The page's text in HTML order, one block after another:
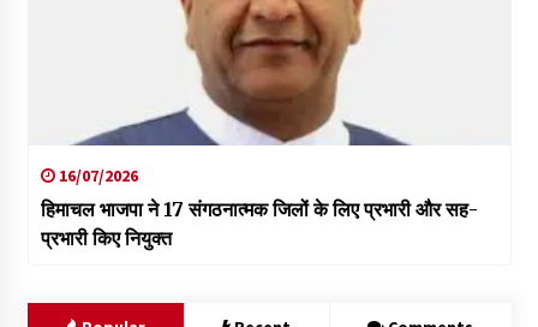
16/07/2026
हिमाचल भाजपा ने 17 संगठनात्मक जिलों के लिए प्रभारी और सह-
प्रभारी किए नियुक्त